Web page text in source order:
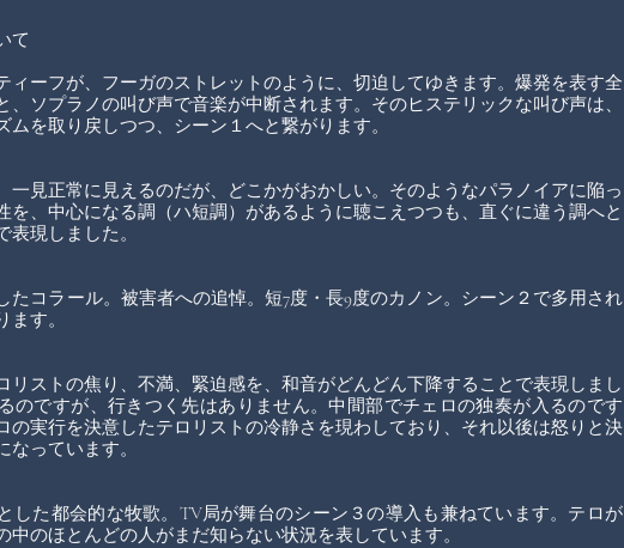
て
ィーフが、フーガのストレットのように、切迫してゆきます。爆発を表す全
、ソプラノの叫び声で音楽が中断されます。そのヒステリックな叫び声は、
ムを取り戻しつつ、シーン１へと繋がります。
一見正常に見えるのだが、どこかがおかしい。そのようなパラノイアに陥っ
を、中心になる調（ハ短調）があるように聴こえつつも、直ぐに違う調へと
表現しました。
たコラール。被害者への追悼。短7度・長9度のカノン。シーン２で多用され
ます。
リストの焦り、不満、緊迫感を、和音がどんどん下降することで表現しまし
のですが、行きつく先はありません。中間部でチェロの独奏が入るのです
の実行を決意したテロリストの冷静さを現わしており、それ以後は怒りと決
なっています。
した都会的な牧歌。TV局が舞台のシーン３の導入も兼ねています。テロが
中のほとんどの人がまだ知らない状況を表しています。